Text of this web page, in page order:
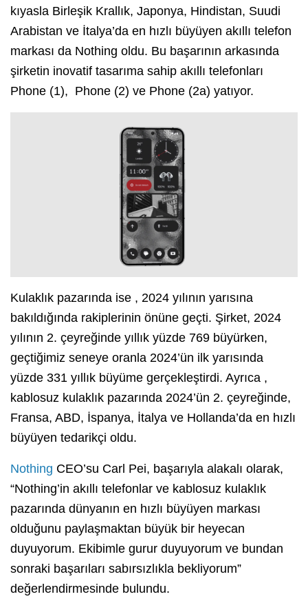
kıyasla Birleşik Krallık, Japonya, Hindistan, Suudi
Arabistan ve İtalya’da en hızlı büyüyen akıllı telefon
markası da Nothing oldu. Bu başarının arkasında
şirketin inovatif tasarıma sahip akıllı telefonları
Phone (1), Phone (2) ve Phone (2a) yatıyor.
Kulaklık pazarında ise , 2024 yılının yarısına
bakıldığında rakiplerinin önüne geçti. Şirket, 2024
yılının 2. çeyreğinde yıllık yüzde 769 büyürken,
geçtiğimiz seneye oranla 2024’ün ilk yarısında
yüzde 331 yıllık büyüme gerçekleştirdi. Ayrıca ,
kablosuz kulaklık pazarında 2024’ün 2. çeyreğinde,
Fransa, ABD, İspanya, İtalya ve Hollanda’da en hızlı
büyüyen tedarikçi oldu.
Nothing CEO’su Carl Pei, başarıyla alakalı olarak,
“Nothing’in akıllı telefonlar ve kablosuz kulaklık
pazarında dünyanın en hızlı büyüyen markası
olduğunu paylaşmaktan büyük bir heyecan
duyuyorum. Ekibimle gurur duyuyorum ve bundan
sonraki başarıları sabırsızlıkla bekliyorum”
değerlendirmesinde bulundu.